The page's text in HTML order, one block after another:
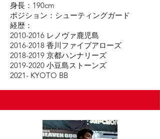
身長：190cm
ポジション：シューティングガード
経歴：
2010-2016 レノヴァ鹿児島
2016-2018 香川ファイブアローズ
2018-2019 京都ハンナリーズ
2019-2020 小豆島ストーンズ
2021- KYOTO BB